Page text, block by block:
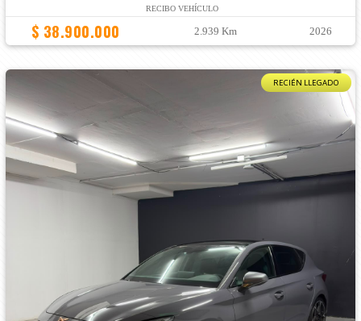
RECIBO VEHÍCULO
$ 38.900.000 2.939 Km 2026
RECIÉN LLEGADO